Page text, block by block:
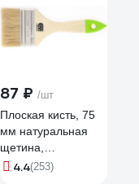
87 ₽ /шт
Плоская кисть, 75
мм натуральная
щетина,
деревянная ручка
4.4(253)